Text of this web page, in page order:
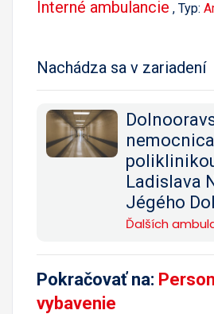
Interné ambulancie , Typ:
Nachádza sa v zariadení
Ladislava
Jégého
Ďalších
Pokračovať na:
vybavenie